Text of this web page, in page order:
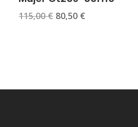
115,00€ El
80,50 €El